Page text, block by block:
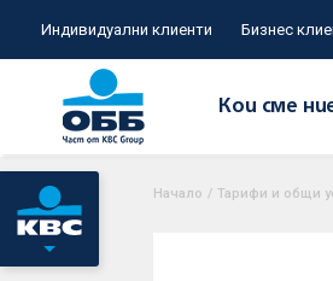
Индивидуални клиенти Бизнес
Кои сме
Начало / Тарифи и общи